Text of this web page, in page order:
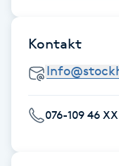
Kontakt
076-109 46 XX